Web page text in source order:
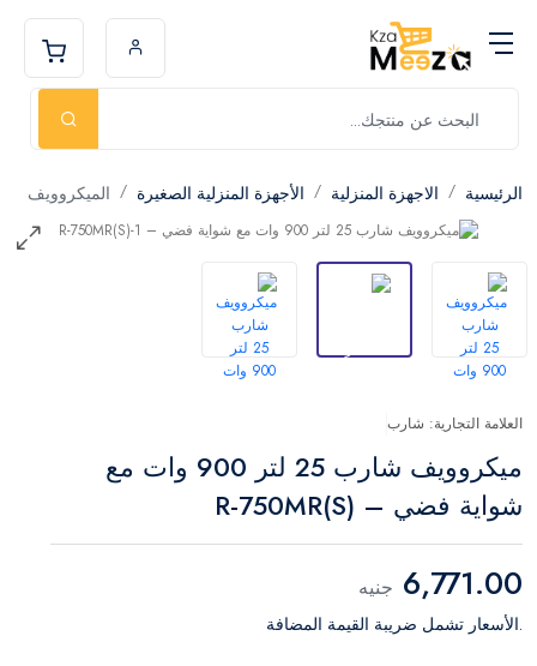
الرئيسية الاجهزة المنزلية الأجهزة المنزلية الصغيرة الميكروويف
العلامة التجارية: شارب
ميكروويف شارب 25 لتر 900 وات مع
شواية فضي – R-750MR(S)
6,771.00 جنيه
.الأسعار تشمل ضريبة القيمة المضافة